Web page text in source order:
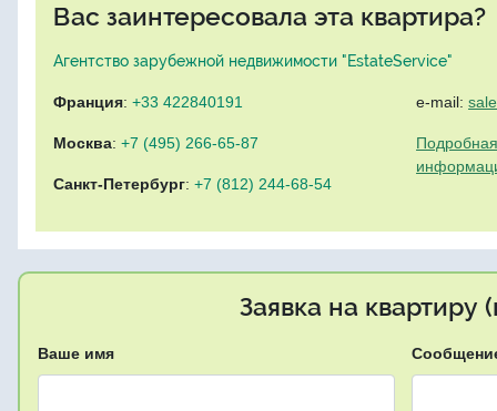
Вас заинтересовала эта квартира?
Агентство зарубежной недвижимости "EstateService"
Франция: +33 422840191
Москва: +7 (495) 266-65-87
Санкт-Петербург: +7 (812) 244-68-54
e-mail:
Заявка на квартиру
Ваше имя